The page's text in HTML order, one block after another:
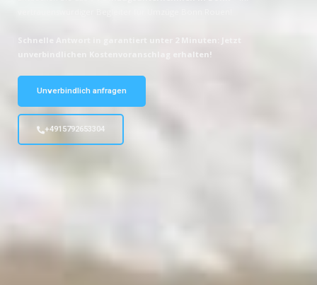
Schnelle Antwort in garantiert unter 2 Minuten: Jetzt
unverbindlichen Kostenvoranschlag erhalten!
Unverbindlich anfragen
+4915792653304